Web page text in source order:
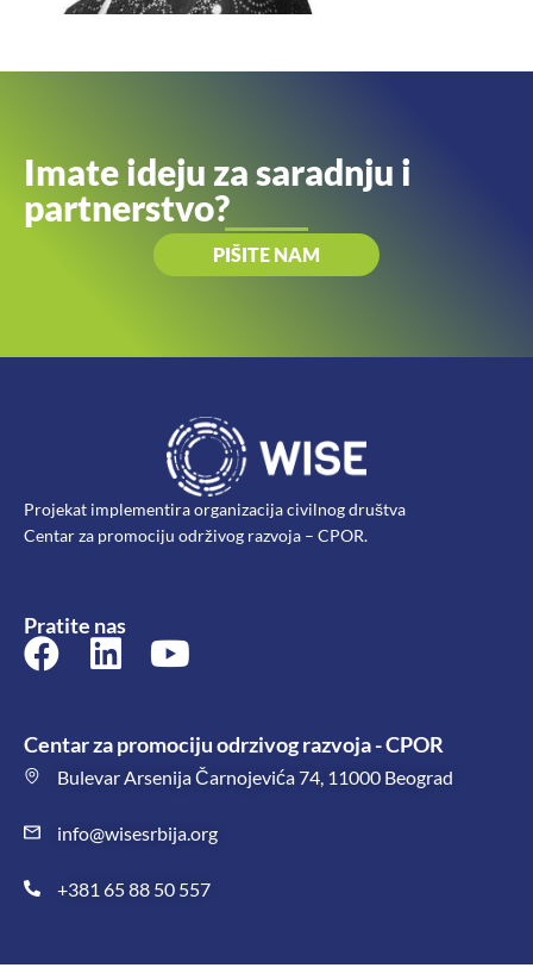
Imate ideju za saradnju i
partnerstvo?
PIŠITE NAM
Projekat implementira organizacija civilnog društva
Centar za promociju održivog razvoja – CPOR.
Pratite nas
Centar za promociju odrzivog razvoja - CPOR
Bulevar Arsenija Čarnojevića 74, 11000 Beograd
info@wisesrbija.org
+381 65 88 50 557